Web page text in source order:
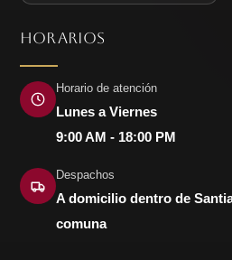
HORARIOS
Horario de atención
Lunes a Viernes
9:00 AM - 18:00 PM
Despachos
A domicilio dentro de
comuna